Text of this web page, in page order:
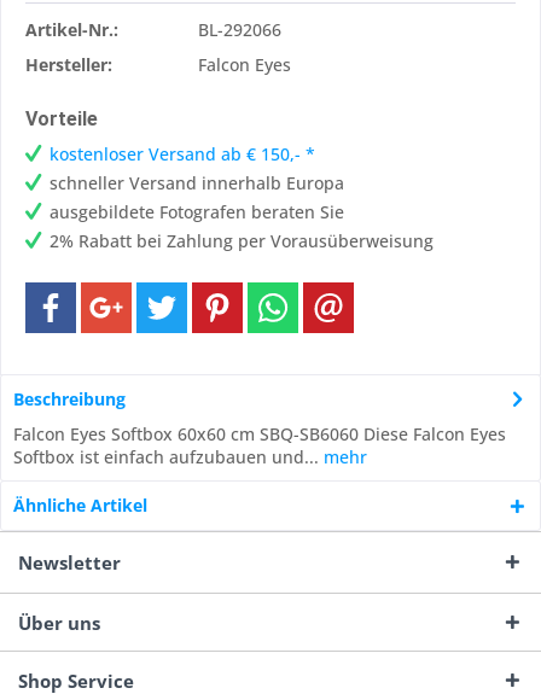
Artikel-Nr.:
BL-292066
Hersteller:
Falcon Eyes
Vorteile
kostenloser Versand ab € 150,- *
schneller Versand innerhalb Europa
ausgebildete Fotografen beraten Sie
2% Rabatt bei Zahlung per Vorausüberweisung
Beschreibung
Falcon Eyes Softbox 60x60 cm SBQ-SB6060 Diese Falcon Eyes
Softbox ist einfach aufzubauen und... mehr
Ähnliche Artikel
Newsletter
Über uns
Shop Service